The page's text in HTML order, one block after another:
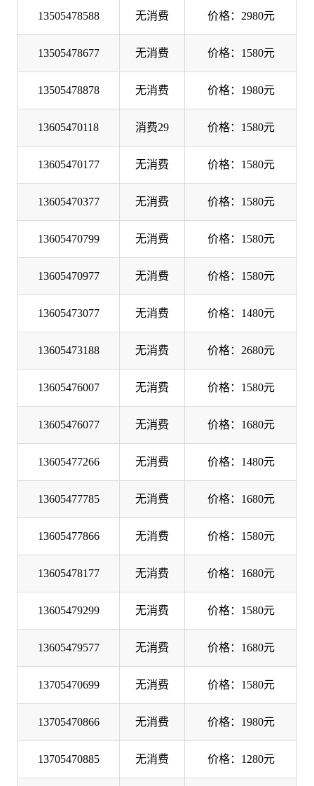
13505478588 无消费 价格：2980元
13505478677 无消费 价格：1580元
13505478878 无消费 价格：1980元
13605470118 消费29 价格：1580元
13605470177 无消费 价格：1580元
13605470377 无消费 价格：1580元
13605470799 无消费 价格：1580元
13605470977 无消费 价格：1580元
13605473077 无消费 价格：1480元
13605473188 无消费 价格：2680元
13605476007 无消费 价格：1580元
13605476077 无消费 价格：1680元
13605477266 无消费 价格：1480元
13605477785 无消费 价格：1680元
13605477866 无消费 价格：1580元
13605478177 无消费 价格：1680元
13605479299 无消费 价格：1580元
13605479577 无消费 价格：1680元
13705470699 无消费 价格：1580元
13705470866 无消费 价格：1980元
13705470885 无消费 价格：1280元